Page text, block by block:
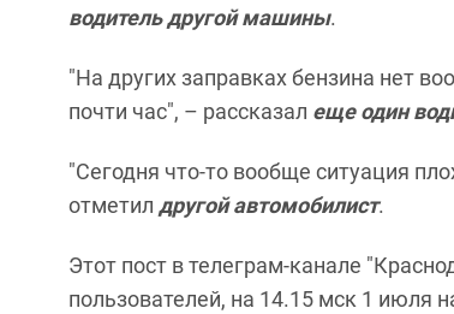
водительдругой машины.
"На других заправках бензина нет
почти час", – рассказал еще один
"Сегодня что-то вообще ситуация
отметил другой автомобилист.
Этот пост в телеграм-канале
пользователей, на 14.15 мск 1 июля